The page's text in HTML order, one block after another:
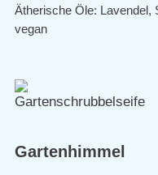
Ätherische Öle: Lavendel,
vegan
Gartenhimmel